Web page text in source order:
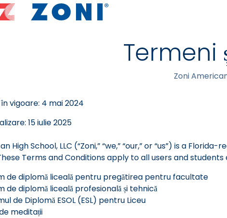
Termeni
Zoni
vigoare: 4 mai 2024
15 iulie 2025
High School, LLC (“Zoni,” “we,” “our,” or “us”) is a
Terms and Conditions apply to all users and
de diplomă liceală pentru pregătirea pentru facultate
de diplomă liceală profesională și tehnică
de Diplomă ESOL (ESL) pentru Liceu
meditații